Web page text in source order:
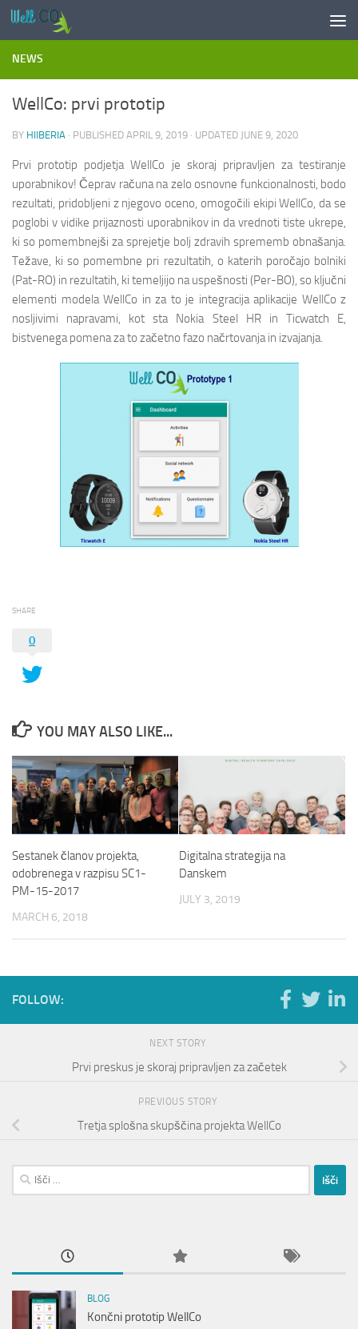
Skip to content
NEWS
WellCo: prvi prototip
BY HIIBERIA · PUBLISHED APRIL 9, 2019 · UPDATED JUNE 9, 2020
Prvi prototip podjetja WellCo je skoraj pripravljen za testiranje
uporabnikov! Čeprav računa na zelo osnovne funkcionalnosti, bodo
rezultati, pridobljeni z njegovo oceno, omogočili ekipi WellCo, da se
poglobi v vidike prijaznosti uporabnikov in da vrednoti tiste ukrepe,
ki so pomembnejši za sprejetje bolj zdravih sprememb obnašanja.
Težave, ki so pomembne pri rezultatih, o katerih poročajo bolniki
(Pat-RO) in rezultatih, ki temeljijo na uspešnosti (Per-BO), so ključni
elementi modela WellCo in za to je integracija aplikacije WellCo z
nosljivimi napravami, kot sta Nokia Steel HR in Ticwatch E,
bistvenega pomena za to začetno fazo načrtovanja in izvajanja.
SHARE
0
YOU MAY ALSO LIKE...
Sestanek članov projekta,
odobrenega v razpisu SC1-
PM-15-2017
MARCH 6, 2018
Digitalna strategija na
Danskem
JULY 3, 2019
FOLLOW:
NEXT STORY
Prvi preskus je skoraj pripravljen za začetek
PREVIOUS STORY
Tretja splošna skupščina projekta WellCo
Išči:
BLOG
Končni prototip WellCo